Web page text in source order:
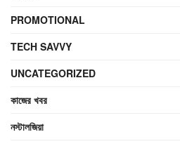
PROMOTIONAL
TECH SAVVY
UNCATEGORIZED
কাজের খবর
নস্টালজিয়া